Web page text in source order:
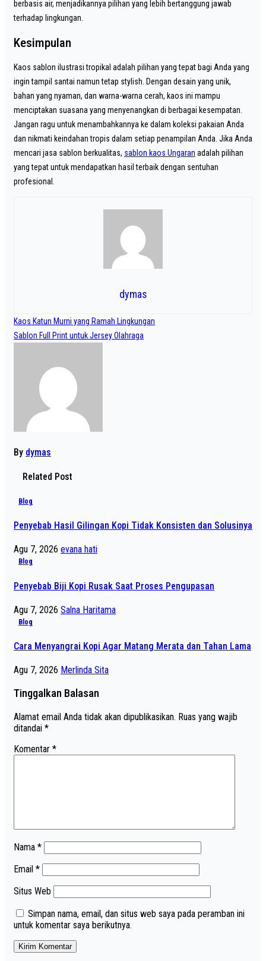
berbasis air, menjadikannya pilihan yang lebih bertanggung jawab
terhadap lingkungan.
Kesimpulan
Kaos sablon ilustrasi tropikal adalah pilihan yang tepat bagi Anda yang
ingin tampil santai namun tetap stylish. Dengan desain yang unik,
bahan yang nyaman, dan warna-warna cerah, kaos ini mampu
menciptakan suasana yang menyenangkan di berbagai kesempatan.
Jangan ragu untuk menambahkannya ke dalam koleksi pakaian Anda
dan nikmati keindahan tropis dalam setiap penampilan Anda. Jika Anda
mencari jasa sablon berkualitas, sablon kaos Ungaran adalah pilihan
yang tepat untuk mendapatkan hasil terbaik dengan sentuhan
profesional.
dymas
Navigasi
pos
Kaos Katun Murni yang Ramah Lingkungan
Sablon Full Print untuk Jersey Olahraga
By dymas
Related Post
Blog
Penyebab Hasil Gilingan Kopi Tidak Konsisten dan Solusinya
Agu 7, 2026 evana hati
Blog
Penyebab Biji Kopi Rusak Saat Proses Pengupasan
Agu 7, 2026 Salna Haritama
Blog
Cara Menyangrai Kopi Agar Matang Merata dan Tahan Lama
Agu 7, 2026 Merlinda Sita
Tinggalkan Balasan
Alamat email Anda tidak akan dipublikasikan. Ruas yang wajib
ditandai *
Komentar *
Nama *
Email *
Situs Web
Simpan nama, email, dan situs web saya pada peramban ini
untuk komentar saya berikutnya.